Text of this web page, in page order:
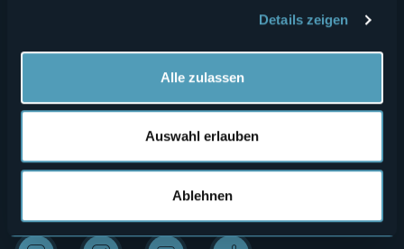
Details zeigen
Alle zulassen
Auswahl erlauben
Ablehnen
Wellness
Media Room
Credits
Folgen Sie uns auf unseren sozialen Profilen